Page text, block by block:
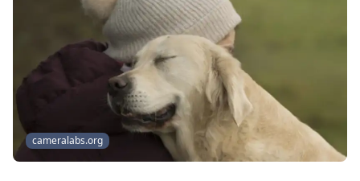
cameralabs.org